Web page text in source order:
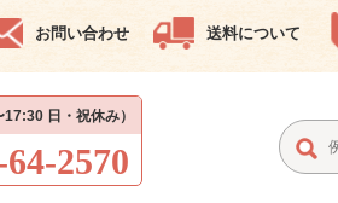
お問い合わせ 送料について
17:30 日・祝休み）
2570